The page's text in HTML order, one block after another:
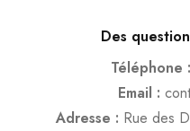
Des
Téléphone :
Email :
Adresse : Rue des